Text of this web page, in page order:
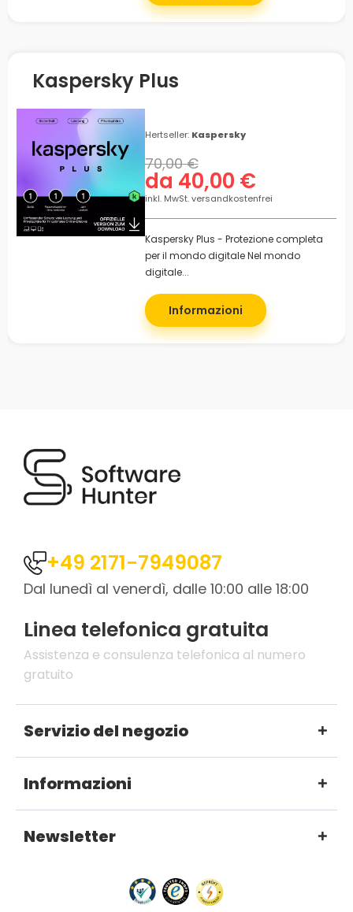
Kaspersky Plus
Hertseller: Kaspersky
da 40,00 €
70,00 €
inkl. MwSt. versandkostenfrei
Kaspersky Plus - Protezione completa
per il mondo digitale Nel mondo
digitale...
Informazioni
+49 2171-7949087
Dal lunedì al venerdì, dalle 10:00 alle 18:00
Linea telefonica gratuita
Assistenza e consulenza telefonica al numero
gratuito
Servizio del negozio
Informazioni
Newsletter